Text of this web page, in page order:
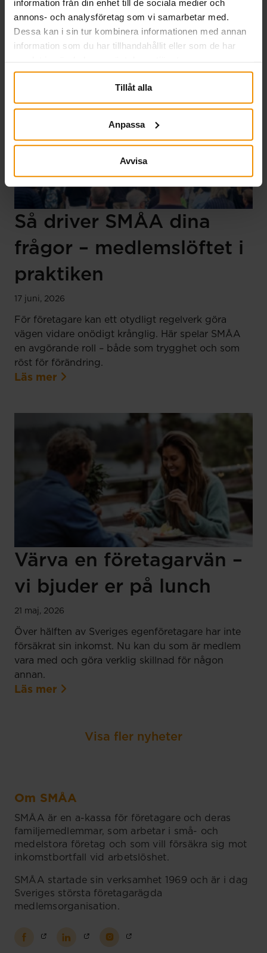
information från din enhet till de sociala medier och
annons- och analysföretag som vi samarbetar med.
Dessa kan i sin tur kombinera informationen med annan
information som du har tillhandahållit eller som de har
Tillåt alla
Anpassa
Avvisa
entreprenörskap och arbetsmarknadsfrågor och
resulterade i flera värdefulla relationer.
Läs mer
Så driver SMÅA dina
frågor – medlemslöftet i
praktiken
17 juni, 2026
För företagare kan ett otydligt regelverk göra
vägen vidare onödigt krånglig. Här spelar SMÅA
en avgörande roll – både som trygghet och som
röst för förändring.
Läs mer
Värva en företagarvän –
vi bjuder er på lunch
21 maj, 2026
Över hälften av Sveriges egenföretagare har inte
försäkrat sin inkomst. Nu kan du som är medlem
vara med och göra verklig skillnad för någon
annan.
Läs mer
Visa fler nyheter
Om SMÅA
SMÅA är en a-kassa för företagare och deras
familjemedlemmar, som arbetar i små- och
medelstora företag och som vill försäkra sig mot
inkomstbortfall vid arbetslöshet.
SMÅA startade sin verksamhet 1969 och är i dag
Sveriges största företagarägda
medlemsorganisation.